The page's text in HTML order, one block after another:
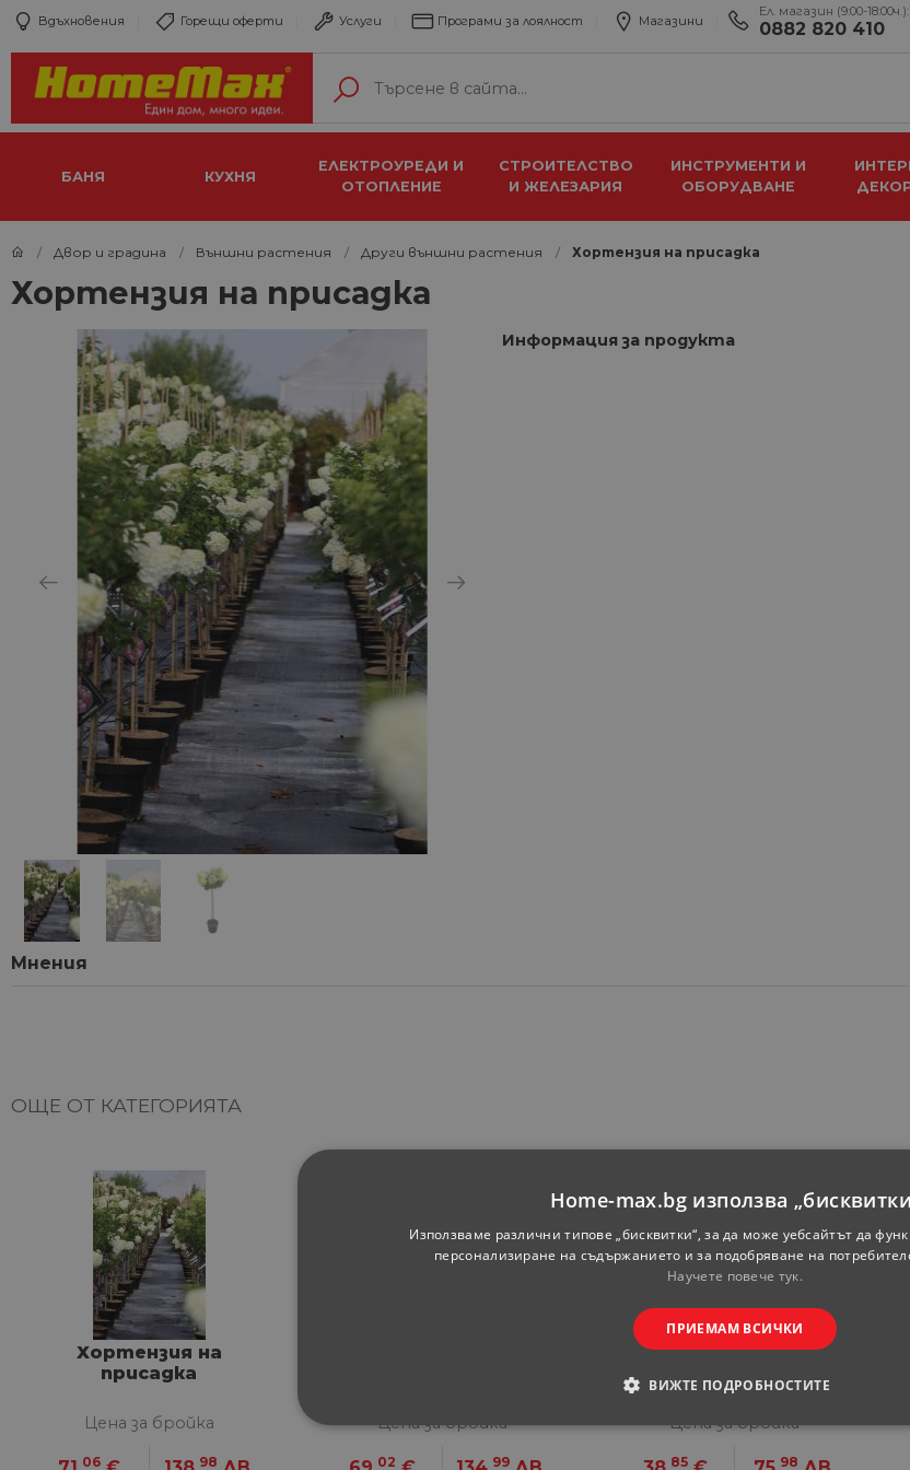
Вдъхновения Горещи оферти Услуги Програми за лоялност Магазини
Ел. магазин (9:00-18:00ч.):
0882 820 410
БАНЯ КУХНЯ
ЕЛЕКТРОУРЕДИ И
ОТОПЛЕНИЕ
СТРОИТЕЛСТВО
И ЖЕЛЕЗАРИЯ
ИНСТРУМЕНТИ И
ОБОРУДВАНЕ
Двор и градина Външни растения Други външни растения Хортензия на присадка
Хортензия на присадка
Информация за продукта
Мнения
ОЩЕ ОТ КАТЕГОРИЯТА
Хортензия на
присадка
Цена за бройка
06 98
Цена за бройка
02 99
Палма Chamaerops
Цена за бройка
85 98
Home-max.bg използва
Използваме различни типове „бисквитки“, за да може уебсайтът да
персонализиране на съдържанието и за подобряване на
Научете повече тук.
ПРИЕМАМ ВСИЧКИ
ВИЖТЕ ПОДРОБНОСТИТЕ
СТРОГО НЕОБХОДИМИ СТАТИСТИЧЕСКИ МАРКЕТИНГOВИ